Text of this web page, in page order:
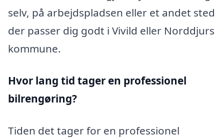
selv, på arbejdspladsen eller et andet sted
der passer dig godt i Vivild eller Norddjurs
kommune.
Hvor lang tid tager en professionel
bilrengøring?
Tiden det tager for en professionel